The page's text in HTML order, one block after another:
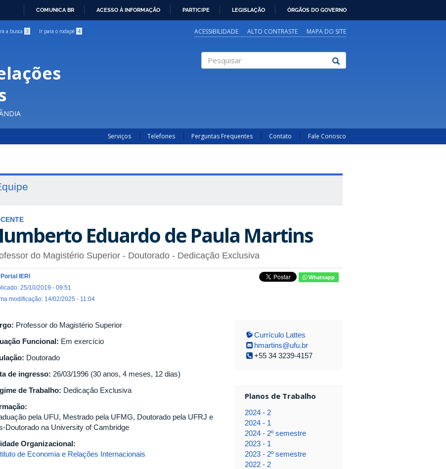
COMUNICA BR ACESSO À INFORMAÇÃO PARTICIPE LEGISLAÇÃO ÓRGÃOS DO GOVERNO
a busca 3 Ir para o rodapé 4 ACESSIBILIDADE ALTO CONTRASTE MAPA DO SITE
Serviços Telefones Perguntas Frequentes Contato Fale Conosco
Eduardo de Paula Martins
do Magistério Superior - Doutorado - Dedicação Exclusiva
Portal IERI
25/10/2019 - 09:51
modificação: 14/02/2025 - 11:04
Whatsapp
Professor do Magistério Superior
Funcional: Em exercício
Doutorado
de ingresso: 26/03/1996 (30 anos, 4 meses, 12 dias)
de Trabalho: Dedicação Exclusiva
pela UFU, Mestrado pela UFMG, Doutorado pela UFRJ e
Doutorado na University of Cambridge
Organizacional:
de Economia e Relações Internacionais
Currículo Lattes
hmartins@ufu.br
+55 34 3239-4157
Planos de Trabalho
2024 - 2
2024 - 1
2024 - 2º semestre
2023 - 1
2023 - 2º semestre
2022 - 2